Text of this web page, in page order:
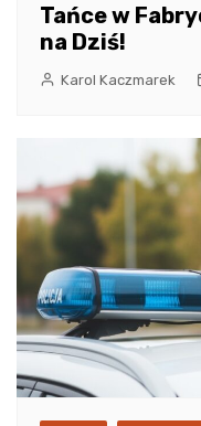
Tańce w
na Dziś!
Karol Kaczmarek